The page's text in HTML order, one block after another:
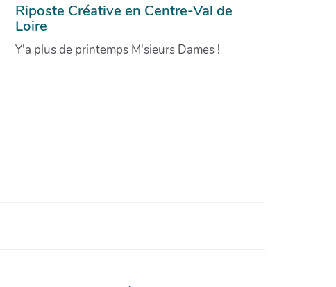
Riposte Créative en Centre-Val de
Loire
Y'a plus de printemps M'sieurs Dames !